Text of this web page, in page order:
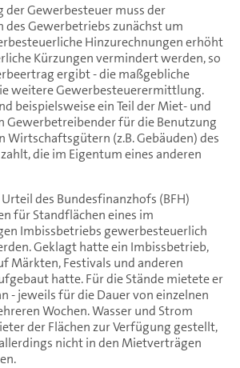
der Gewerbesteuer muss der
des Gewerbetriebs zunächst um
Hinzurechnungen erhöht
Kürzungen vermindert werden, so
ergibt - die maßgebliche
weitere Gewerbesteuerermittlung.
beispielsweise ein Teil der Miet- und
Gewerbetreibender für die Benutzung
Wirtschaftsgütern (z.B. Gebäuden) des
die im Eigentum eines anderen
des Bundesfinanzhofs (BFH)
für Standflächen eines im
Imbissbetriebs gewerbesteuerlich
Geklagt hatte ein Imbissbetrieb,
Märkten, Festivals und anderen
hatte. Für die Stände mietete er
- jeweils für die Dauer von einzelnen
Wochen. Wasser und Strom
der Flächen zur Verfügung gestellt,
nicht in den Mietverträgen